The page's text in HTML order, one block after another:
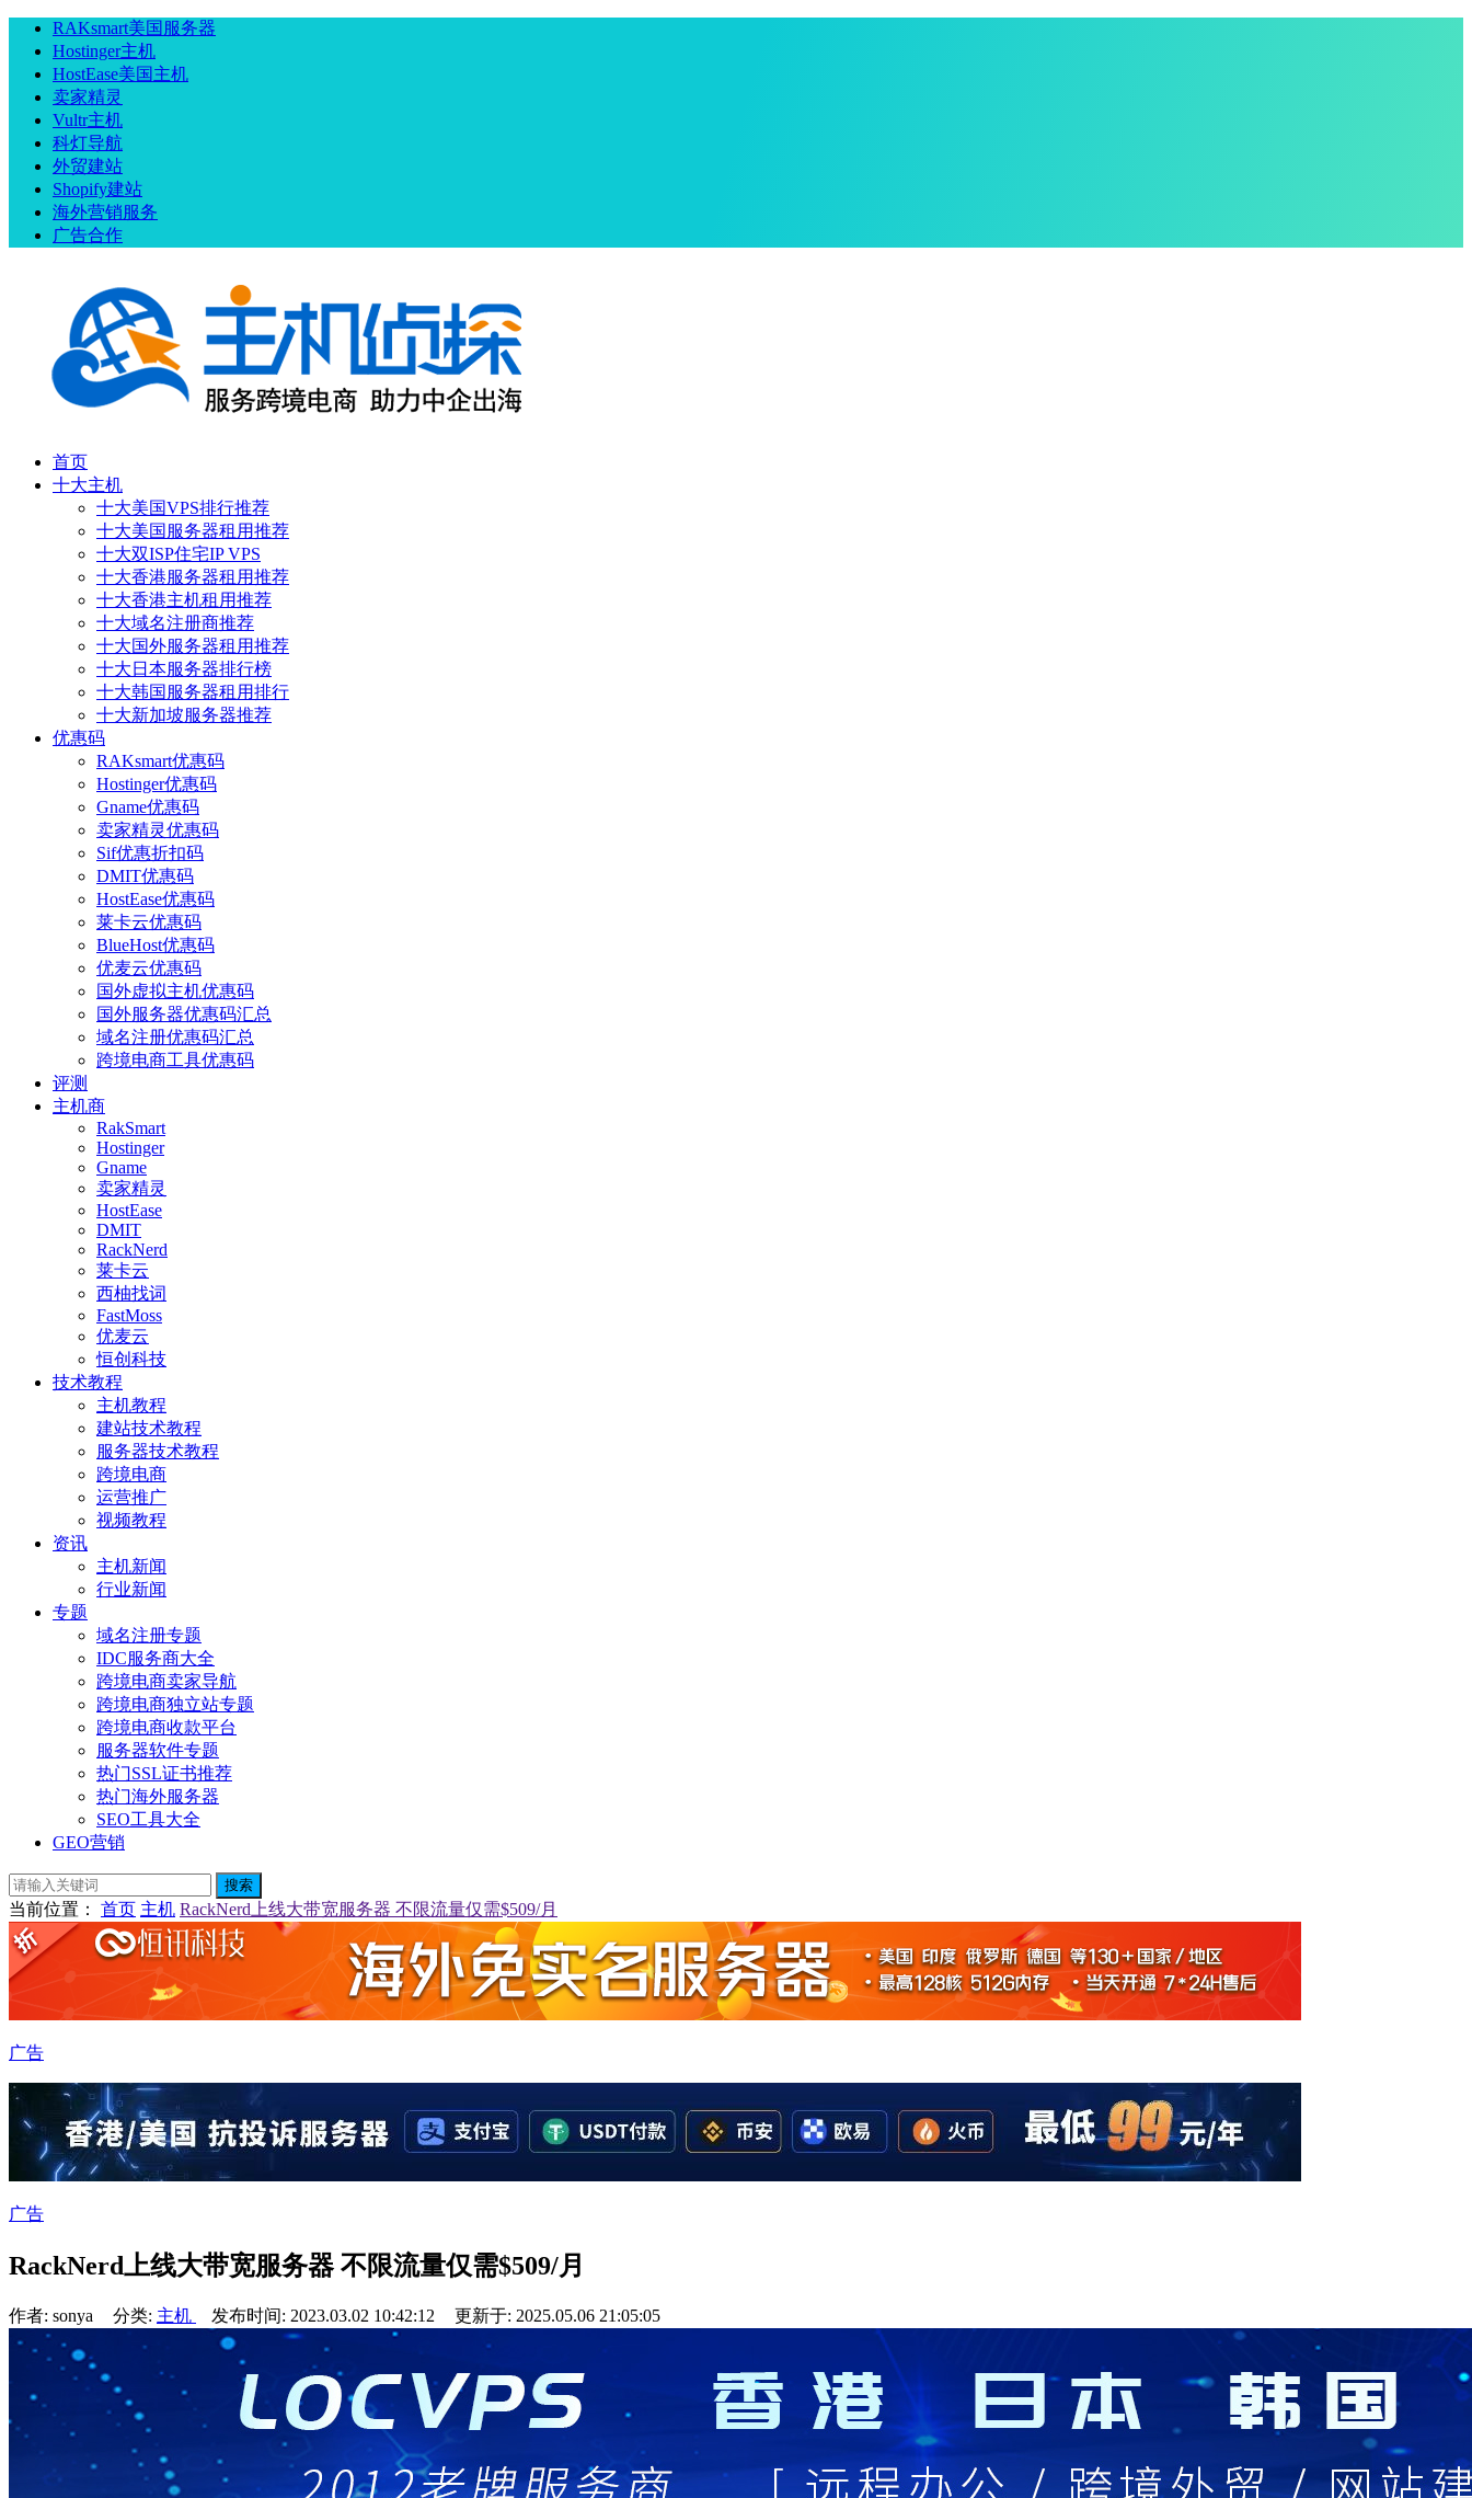
RAKsmart美国服务器
Hostinger主机
HostEase美国主机
卖家精灵
Vultr主机
科灯导航
外贸建站
Shopify建站
海外营销服务
广告合作
首页
十大主机
十大美国VPS排行推荐
十大美国服务器租用推荐
十大双ISP住宅IP VPS
十大香港服务器租用推荐
十大香港主机租用推荐
十大域名注册商推荐
十大国外服务器租用推荐
十大日本服务器排行榜
十大韩国服务器租用排行
十大新加坡服务器推荐
优惠码
RAKsmart优惠码
Hostinger优惠码
Gname优惠码
卖家精灵优惠码
Sif优惠折扣码
DMIT优惠码
HostEase优惠码
莱卡云优惠码
BlueHost优惠码
优麦云优惠码
国外虚拟主机优惠码
国外服务器优惠码汇总
域名注册优惠码汇总
跨境电商工具优惠码
评测
主机商
RakSmart
Hostinger
Gname
卖家精灵
HostEase
DMIT
RackNerd
莱卡云
西柚找词
FastMoss
优麦云
恒创科技
技术教程
主机教程
建站技术教程
服务器技术教程
跨境电商
运营推广
视频教程
资讯
主机新闻
行业新闻
专题
域名注册专题
IDC服务商大全
跨境电商卖家导航
跨境电商独立站专题
跨境电商收款平台
服务器软件专题
热门SSL证书推荐
热门海外服务器
SEO工具大全
GEO营销
搜索
当前位置 ： 首页 主机 RackNerd上线大带宽服务器 不限流量仅需$509/月
广告
广告
RackNerd上线大带宽服务器 不限流量仅需$509/月
作者: sonya 分类: 主机 发布时间: 2023.03.02 10:42:12 更新于: 2025.05.06 21:05:05